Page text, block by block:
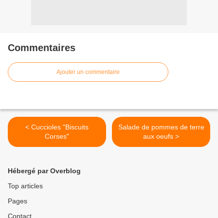
Commentaires
Ajouter un commentaire
< Cuccioles "Biscuits
Corses"
Salade de pommes de terre
aux oeufs >
Hébergé par Overblog
Top articles
Pages
Contact